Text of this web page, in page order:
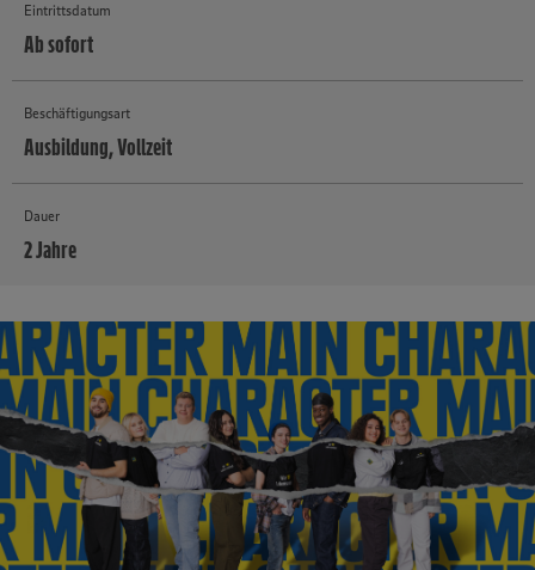
Eintrittsdatum
Ab sofort
Beschäftigungsart
Ausbildung, Vollzeit
Dauer
2 Jahre